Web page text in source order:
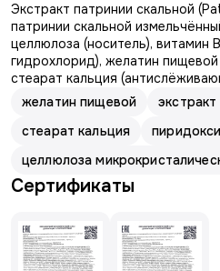
Экстракт патринии скальной
патринии скальной
целлюлоза (носитель), витамин
гидрохлорид), желатин пищевой
стеарат кальция
желатин пищевой
стеарат кальция
целлюлоза
Сертификаты